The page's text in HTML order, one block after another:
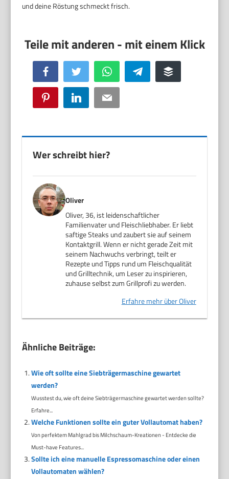
und deine Röstung schmeckt frisch.
Facebook Twitter WhatsApp Telegram Buffer
Pinterest LinkedIn Email
Wer schreibt hier?
Oliver
Oliver, 36, ist leidenschaftlicher
Familienvater und Fleischliebhaber. Er liebt
saftige Steaks und zaubert sie auf seinem
Kontaktgrill. Wenn er nicht gerade Zeit mit
seinem Nachwuchs verbringt, teilt er
Rezepte und Tipps rund um Fleischqualität
und Grilltechnik, um Leser zu inspirieren,
zuhause selbst zum Grillprofi zu werden.
Erfahre mehr über Oliver
Ähnliche Beiträge:
Wie oft sollte eine Siebträgermaschine gewartet
werden?
Wusstest du, wie oft deine Siebträgermaschine gewartet werden sollte?
Erfahre...
Welche Funktionen sollte ein guter Vollautomat haben?
Von perfektem Mahlgrad bis Milchschaum-Kreationen - Entdecke die
Must-have Features...
Sollte ich eine manuelle Espressomaschine oder einen
Vollautomaten wählen?